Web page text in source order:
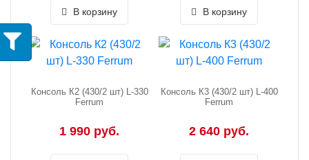
В корзину В корзину
Консоль К2 (430/2 шт) L-330
Ferrum
1 990 руб.
Консоль К3 (430/2 шт) L-400
Ferrum
2 640 руб.